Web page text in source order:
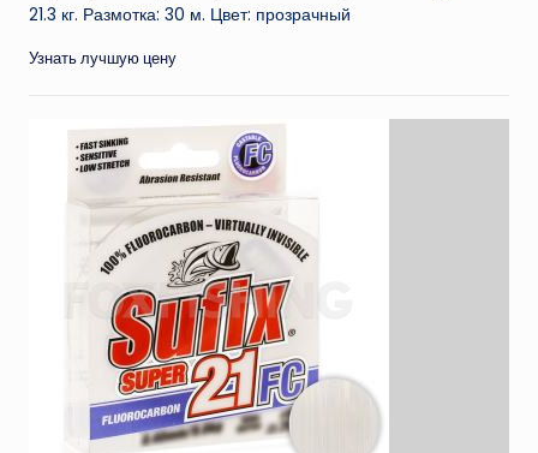
21.3 кг. Размотка: 30 м. Цвет: прозрачный
Узнать лучшую цену